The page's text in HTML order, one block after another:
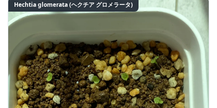
Hechtia glomerata (ヘクチア グロメラータ)